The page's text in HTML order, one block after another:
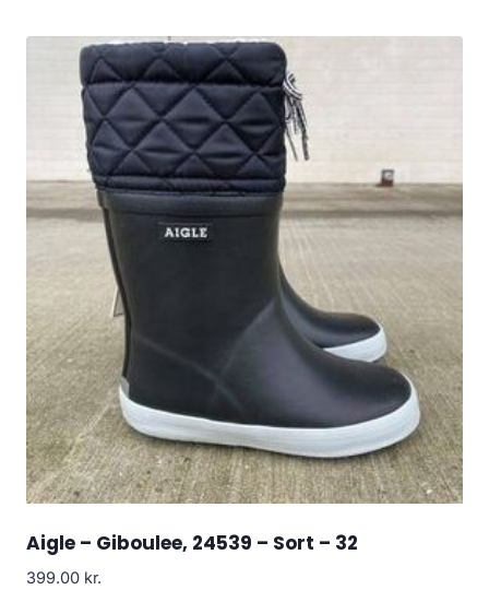
Aigle – Giboulee, 24539 – Sort – 32
399.00 kr.